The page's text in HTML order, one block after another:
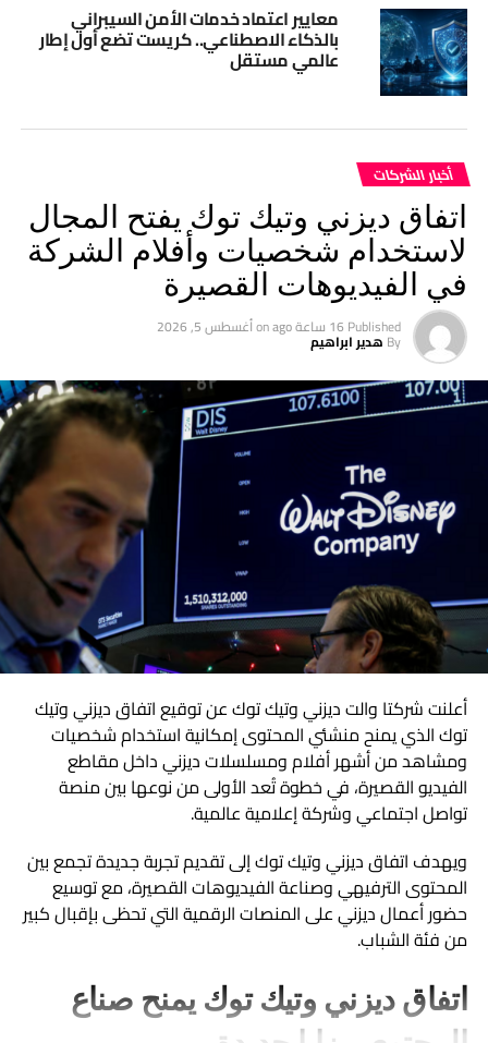
معايير اعتماد خدمات الأمن السيبراني
بالذكاء الاصطناعي.. كريست تضع أول إطار
عالمي مستقل
أخبار الشركات
اتفاق ديزني وتيك توك يفتح المجال
لاستخدام شخصيات وأفلام الشركة
في الفيديوهات القصيرة
Published 16 ساعة ago onأغسطس 5, 2026
By هدير ابراهيم
أعلنت شركتا والت ديزني وتيك توك عن توقيع اتفاق ديزني وتيك
توك الذي يمنح منشئي المحتوى إمكانية استخدام شخصيات
ومشاهد من أشهر أفلام ومسلسلات ديزني داخل مقاطع
الفيديو القصيرة، في خطوة تُعد الأولى من نوعها بين منصة
تواصل اجتماعي وشركة إعلامية عالمية.
ويهدف اتفاق ديزني وتيك توك إلى تقديم تجربة جديدة تجمع بين
المحتوى الترفيهي وصناعة الفيديوهات القصيرة، مع توسيع
حضور أعمال ديزني على المنصات الرقمية التي تحظى بإقبال كبير
من فئة الشباب.
اتفاق ديزني وتيك توك يمنح صناع